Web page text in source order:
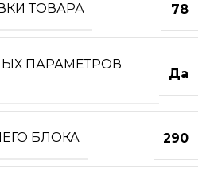
ТОВАРА 78
ПАРАМЕТРОВ
Да
БЛОКА 290